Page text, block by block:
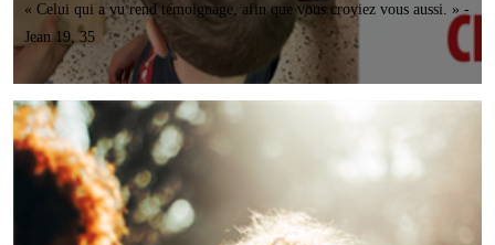
« Celui qui a vu rend témoignage, afin que vous croyiez vous aussi. » -
Jean 19, 35